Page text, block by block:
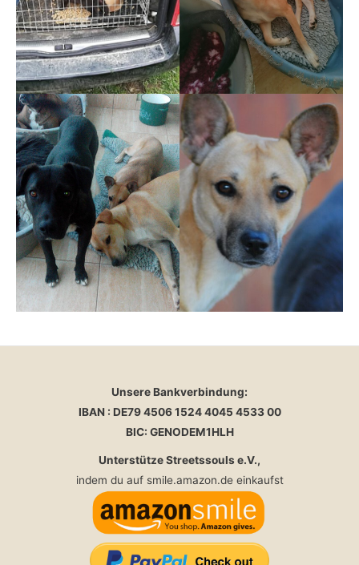
Unsere Bankverbindung:
IBAN : DE79 4506 1524 4045 4533 00
BIC: GENODEM1HLH
Unterstütze Streetssouls e.V.,
indem du auf smile.amazon.de einkaufst